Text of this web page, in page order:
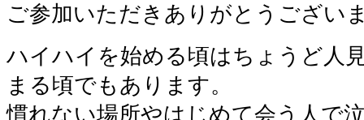
ご参加いただきありがとうござい
ハイハイを始める頃はちょうど人
まる頃でもあります。
慣れない場所やはじめて会う人で